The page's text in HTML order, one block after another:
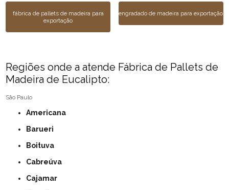
fábrica de pallets de madeira para
exportação
engradado de madeira para exportação
Regiões onde a atende Fábrica de Pallets de
Madeira de Eucalipto:
São Paulo
Americana
Barueri
Boituva
Cabreúva
Cajamar